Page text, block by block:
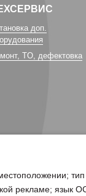
доп.
TO, дефектовка
рекламе; язык